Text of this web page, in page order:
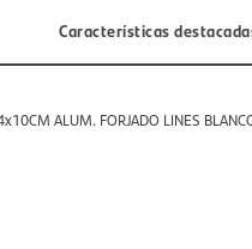
Características
ALUM. FORJADO LINES